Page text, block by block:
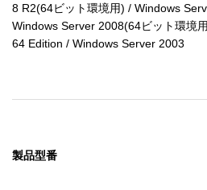
8 R2(64ビット環境用) / Windows
Windows Server 2008(64ビット環境
64 Edition / Windows Server 2003
製品型番